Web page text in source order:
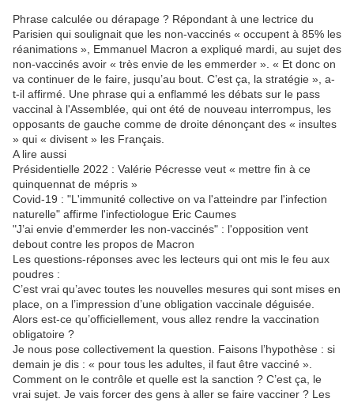
Phrase calculée ou dérapage ? Répondant à une lectrice du
Parisien qui soulignait que les non-vaccinés « occupent à 85% les
réanimations », Emmanuel Macron a expliqué mardi, au sujet des
non-vaccinés avoir « très envie de les emmerder ». « Et donc on
va continuer de le faire, jusqu’au bout. C’est ça, la stratégie », a-
t-il affirmé. Une phrase qui a enflammé les débats sur le pass
vaccinal à l'Assemblée, qui ont été de nouveau interrompus, les
opposants de gauche comme de droite dénonçant des « insultes
» qui « divisent » les Français.
A lire aussi
Présidentielle 2022 : Valérie Pécresse veut « mettre fin à ce
quinquennat de mépris »
Covid-19 : "L'immunité collective on va l'atteindre par l'infection
naturelle" affirme l'infectiologue Eric Caumes
"J’ai envie d'emmerder les non-vaccinés" : l'opposition vent
debout contre les propos de Macron
Les questions-réponses avec les lecteurs qui ont mis le feu aux
poudres :
C’est vrai qu’avec toutes les nouvelles mesures qui sont mises en
place, on a l’impression d’une obligation vaccinale déguisée.
Alors est-ce qu’officiellement, vous allez rendre la vaccination
obligatoire ?
Je nous pose collectivement la question. Faisons l’hypothèse : si
demain je dis : « pour tous les adultes, il faut être vacciné ».
Comment on le contrôle et quelle est la sanction ? C’est ça, le
vrai sujet. Je vais forcer des gens à aller se faire vacciner ? Les